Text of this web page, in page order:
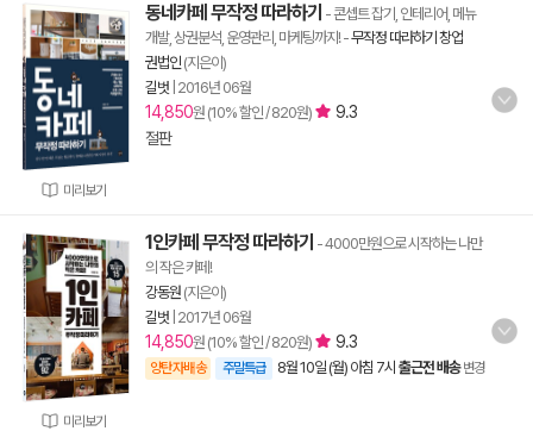
미리보기
동네카페 무작정 따라하기 - 콘셉트 잡기, 인테리어, 메뉴
개발, 상권분석, 운영관리, 마케팅까지!-무작정 따라하기 창업
권법인 (지은이)
길벗 2016년 06월
14,850원 (10% 할인 / 820원)
9.3
절판
미리보기
1인카페 무작정 따라하기 - 4000만원으로 시작하는 나만
의 작은 카페!
강동원 (지은이)
길벗 2017년 06월
14,850원 (10% 할인 / 820원) 9.3
양탄자배송 주말특급 8월 10일 (월) 아침 7시 출근전 배송 변경